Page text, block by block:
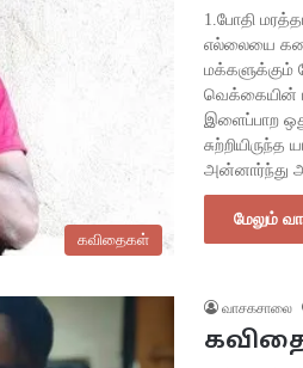
கவிதைகள்
1.போதி
எல்லையை
மக்களுக்கும்
வெக்கையின்
இளைப்பாற
அன்னார்ந்து
மேலும்
வாசகசாலை